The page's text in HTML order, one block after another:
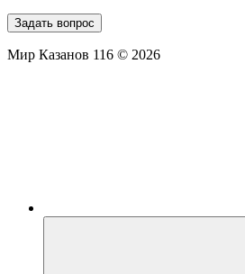
Задать вопрос
Мир Казанов 116 © 2026